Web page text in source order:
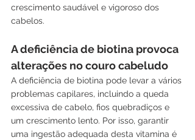
crescimento saudável e vigoroso dos
cabelos.
A deficiência de biotina provoca
alterações no couro cabeludo
A deficiência de biotina pode levar a vários
problemas capilares, incluindo a queda
excessiva de cabelo, fios quebradiços e
um crescimento lento. Por isso, garantir
uma ingestão adequada desta vitamina é